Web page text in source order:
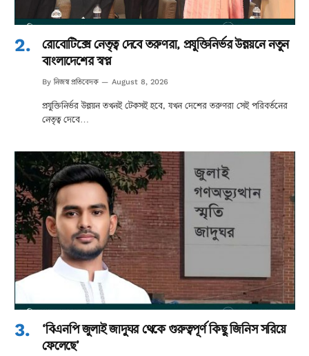
রোবোটিক্সে নেতৃত্ব দেবে তরুণরা, প্রযুক্তিনির্ভর উন্নয়নে নতুন
বাংলাদেশের স্বপ্ন
By নিজস্ব প্রতিবেদক August 8, 2026
প্রযুক্তিনির্ভর উন্নয়ন তখনই টেকসই হবে, যখন দেশের তরুণরা সেই পরিবর্তনের
নেতৃত্ব দেবে…
‘বিএনপি জুলাই জাদুঘর থেকে গুরুত্বপূর্ণ কিছু জিনিস সরিয়ে
ফেলেছে’